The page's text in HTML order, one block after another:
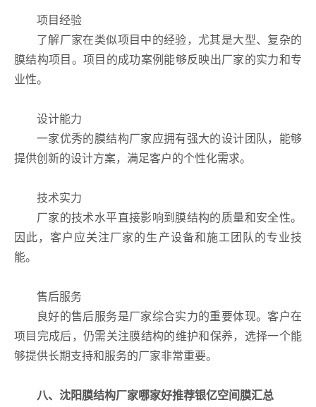
项目经验
了解厂家在类似项目中的经验，尤其是大型、复杂的
膜结构项目。项目的成功案例能够反映出厂家的实力和专
业性。
设计能力
一家优秀的膜结构厂家应拥有强大的设计团队，能够
提供创新的设计方案，满足客户的个性化需求。
技术实力
厂家的技术水平直接影响到膜结构的质量和安全性。
因此，客户应关注厂家的生产设备和施工团队的专业技
能。
售后服务
良好的售后服务是厂家综合实力的重要体现。客户在
项目完成后，仍需关注膜结构的维护和保养，选择一个能
够提供长期支持和服务的厂家非常重要。
八、沈阳膜结构厂家哪家好推荐银亿空间膜汇总